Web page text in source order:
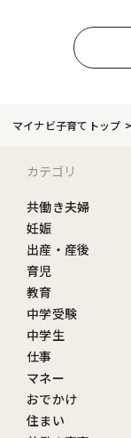
マイナビ子育てトップ
カテゴリ
共働き夫婦
妊娠
出産・産後
育児
教育
中学受験
中学生
仕事
マネー
おでかけ
住まい